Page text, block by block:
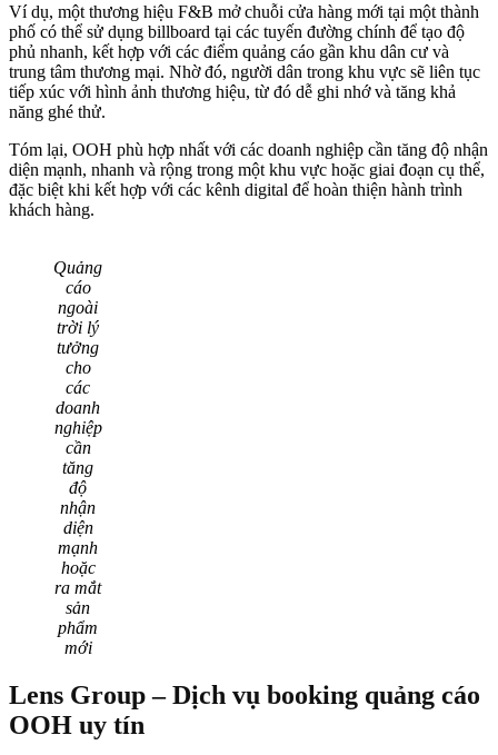
Ví dụ, một thương hiệu F&B mở chuỗi cửa hàng mới tại một thành
phố có thể sử dụng billboard tại các tuyến đường chính để tạo độ
phủ nhanh, kết hợp với các điểm quảng cáo gần khu dân cư và
trung tâm thương mại. Nhờ đó, người dân trong khu vực sẽ liên tục
tiếp xúc với hình ảnh thương hiệu, từ đó dễ ghi nhớ và tăng khả
năng ghé thử.
Tóm lại, OOH phù hợp nhất với các doanh nghiệp cần tăng độ nhận
diện mạnh, nhanh và rộng trong một khu vực hoặc giai đoạn cụ thể,
đặc biệt khi kết hợp với các kênh digital để hoàn thiện hành trình
khách hàng.
Quảng
cáo
ngoài
trời lý
tưởng
cho
các
doanh
nghiệp
cần
tăng
độ
nhận
diện
mạnh
hoặc
ra mắt
sản
phẩm
mới
Lens Group – Dịch vụ booking quảng cáo
OOH uy tín